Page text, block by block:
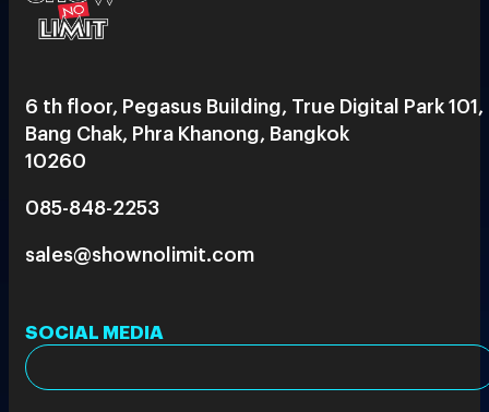
6 th floor, Pegasus Building, True Digital Park 101,
Bang Chak, Phra Khanong, Bangkok
10260
085-848-2253
sales@shownolimit.com
SOCIAL MEDIA